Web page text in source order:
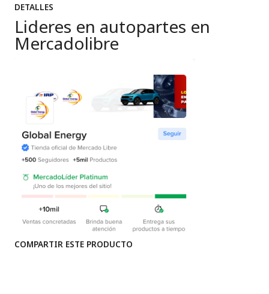
DETALLES
Lideres en autopartes en
Mercadolibre
COMPARTIR ESTE PRODUCTO